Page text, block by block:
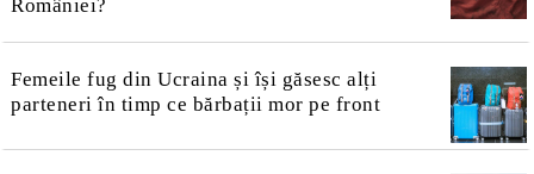
României?
Femeile fug din Ucraina și își găsesc alți
parteneri în timp ce bărbații mor pe front